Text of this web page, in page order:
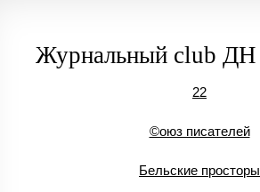
Журнальный club ДН
22
©оюз писателей
Бельские просторы